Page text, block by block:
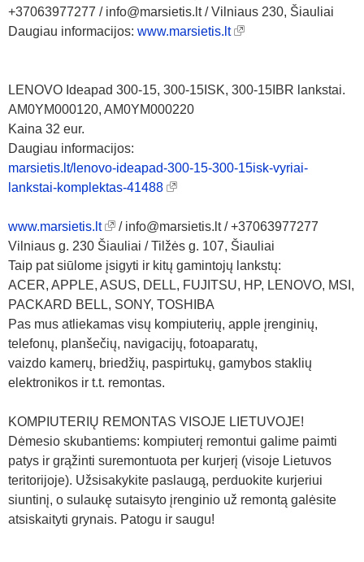
+37063977277 / info@marsietis.lt / Vilniaus 230, Šiauliai
Daugiau informacijos: www.marsietis.lt
LENOVO Ideapad 300-15, 300-15ISK, 300-15IBR lankstai.
AM0YM000120, AM0YM000220
Kaina 32 eur.
Daugiau informacijos:
marsietis.lt/lenovo-ideapad-300-15-300-15isk-vyriai-
lankstai-komplektas-41488
www.marsietis.lt
/ info@marsietis.lt / +37063977277
Vilniaus g. 230 Šiauliai / Tilžės g. 107, Šiauliai
Taip pat siūlome įsigyti ir kitų gamintojų lankstų:
ACER, APPLE, ASUS, DELL, FUJITSU, HP, LENOVO, MSI,
PACKARD BELL, SONY, TOSHIBA
Pas mus atliekamas visų kompiuterių, apple įrenginių,
telefonų, planšečių, navigacijų, fotoaparatų,
vaizdo kamerų, briedžių, paspirtukų, gamybos staklių
elektronikos ir t.t. remontas.
KOMPIUTERIŲ REMONTAS VISOJE LIETUVOJE!
Dėmesio skubantiems: kompiuterį remontui galime paimti
patys ir grąžinti suremontuota per kurjerį (visoje Lietuvos
teritorijoje). Užsisakykite paslaugą, perduokite kurjeriui
siuntinį, o sulaukę sutaisyto įrenginio už remontą galėsite
atsiskaityti grynais. Patogu ir saugu!